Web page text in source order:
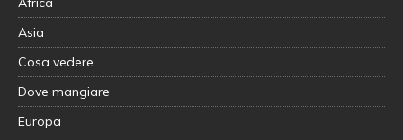
Asia
Cosa vedere
Dove mangiare
Europa